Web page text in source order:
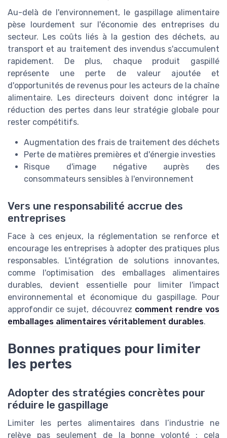
Au-delà de l'environnement, le gaspillage alimentaire
pèse lourdement sur l'économie des entreprises du
secteur. Les coûts liés à la gestion des déchets, au
transport et au traitement des invendus s'accumulent
rapidement. De plus, chaque produit gaspillé
représente une perte de valeur ajoutée et
d'opportunités de revenus pour les acteurs de la chaîne
alimentaire. Les directeurs doivent donc intégrer la
réduction des pertes dans leur stratégie globale pour
rester compétitifs.
Augmentation des frais de traitement des déchets
Perte de matières premières et d'énergie investies
Risque d'image négative auprès des
consommateurs sensibles à l'environnement
Vers une responsabilité accrue des
entreprises
Face à ces enjeux, la réglementation se renforce et
encourage les entreprises à adopter des pratiques plus
responsables. L'intégration de solutions innovantes,
comme l'optimisation des emballages alimentaires
durables, devient essentielle pour limiter l'impact
environnemental et économique du gaspillage. Pour
approfondir ce sujet, découvrez comment rendre vos
emballages alimentaires véritablement durables.
Bonnes pratiques pour limiter
les pertes
Adopter des stratégies concrètes pour
réduire le gaspillage
Limiter les pertes alimentaires dans l’industrie ne
relève pas seulement de la bonne volonté : cela